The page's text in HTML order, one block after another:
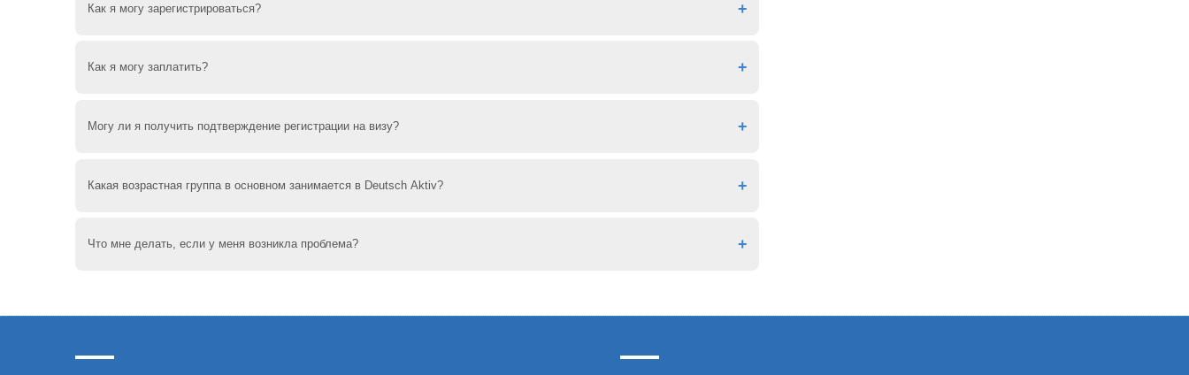
исследований, дидактики иностранного языка .
Как я могу зарегистрироваться?
электронной почте. Или вы можете прийти прямо в наш офис.
Как я могу заплатить?
Могу ли я получить подтверждение регистрации на визу?
Какая возрастная группа в основном занимается в Deutsch Aktiv?
возраст составляет от 20 до 25 лет.
Что мне делать, если у меня возникла проблема?